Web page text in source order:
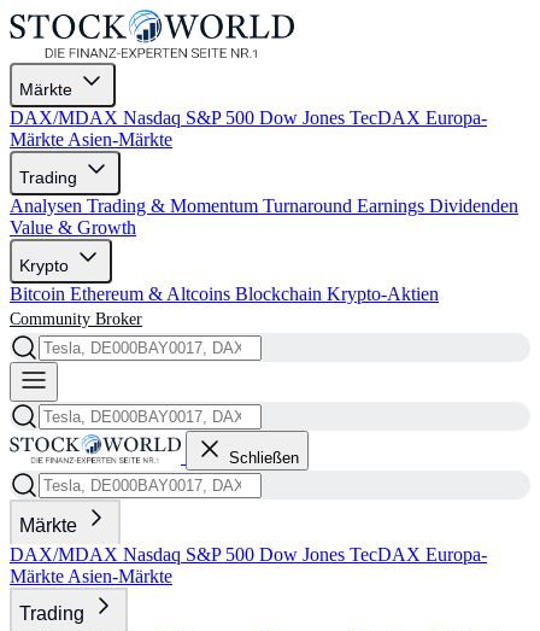
Märkte
DAX/MDAX Nasdaq S&P 500 Dow Jones TecDAX Europa-
Märkte Asien-Märkte
Trading
Analysen Trading & Momentum Turnaround Earnings Dividenden
Value & Growth
Krypto
Bitcoin Ethereum & Altcoins Blockchain Krypto-Aktien
Community Broker
Schließen
Märkte
DAX/MDAX Nasdaq S&P 500 Dow Jones TecDAX Europa-
Märkte Asien-Märkte
Trading